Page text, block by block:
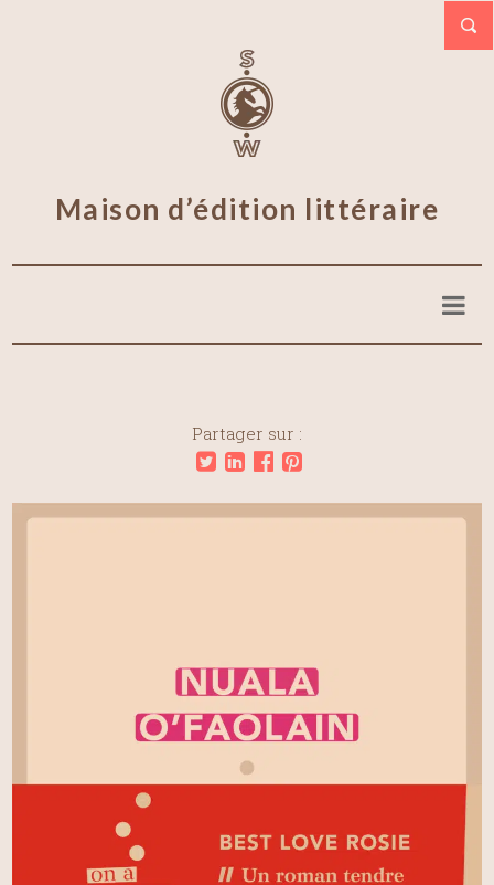
Maison d’édition littéraire
Partager sur :